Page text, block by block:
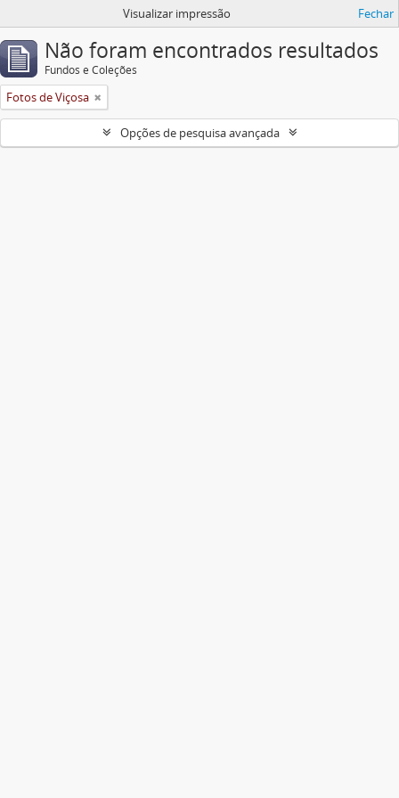
Visualizar impressão Fechar
Não foram encontrados resultados
Fundos e Coleções
Fotos de Viçosa
Opções de pesquisa avançada